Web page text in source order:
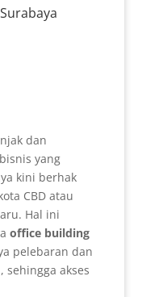
dan
yang
kini berhak
CBD atau
Hal ini
office building
pelebaran dan
sehingga akses